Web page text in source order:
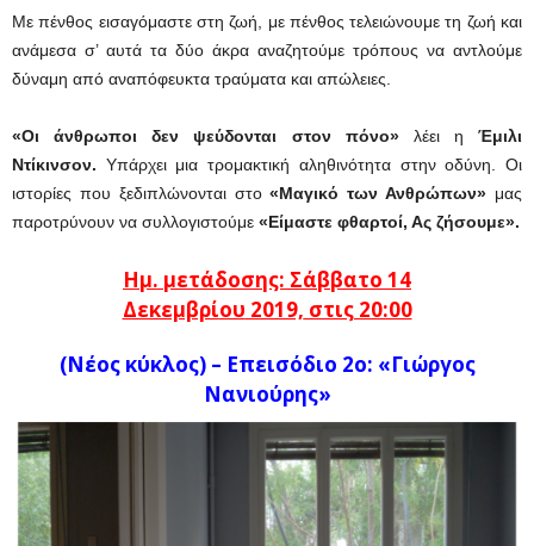
Με πένθος εισαγόμαστε στη ζωή, με πένθος τελειώνουμε τη ζωή και
ανάμεσα σ’ αυτά τα δύο άκρα αναζητούμε τρόπους να αντλούμε
δύναμη από αναπόφευκτα τραύματα και απώλειες.
«Οι άνθρωποι δεν ψεύδονται στον πόνο»λέει η Έμιλι
Ντίκινσον. Υπάρχει μια τρομακτική αληθινότητα στην οδύνη. Οι
ιστορίες που ξεδιπλώνονται στο«Μαγικό των Ανθρώπων» μας
παροτρύνουν να συλλογιστούμε «Είμαστε φθαρτοί, Ας ζήσουμε».
Ημ. μετάδοσης: Σάββατο 14
Δεκεμβρίου 2019, στις 20:00
(Νέος κύκλος) – Eπεισόδιο 2ο: «Γιώργος
Νανιούρης»